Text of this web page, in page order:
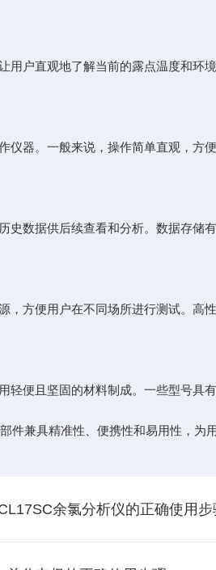
户直观地了解当前的露点温度和环
器。一般来说，操作简单直观，方便
数据供后续查看和分析。数据存储有
方便用户在不同场所进行测试。高性
便且坚固的材料制成。一些型号具有
兼具精准性、便携性和易用性，为
余氯分析仪的正确使用步